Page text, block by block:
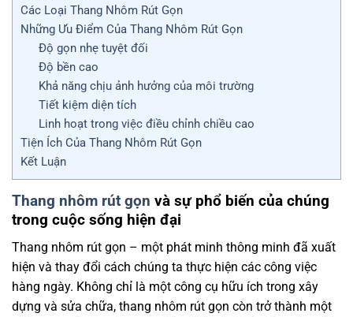
Các Loại Thang Nhôm Rút Gọn
Những Ưu Điểm Của Thang Nhôm Rút Gọn
Độ gọn nhẹ tuyệt đối
Độ bền cao
Khả năng chịu ảnh hưởng của môi trường
Tiết kiệm diện tích
Linh hoạt trong việc điều chỉnh chiều cao
Tiện Ích Của Thang Nhôm Rút Gọn
Kết Luận
Thang nhôm rút gọn và sự phổ biến của chúng
trong cuộc sống hiện đại
Thang nhôm rút gọn – một phát minh thông minh đã xuất
hiện và thay đổi cách chúng ta thực hiện các công việc
hàng ngày. Không chỉ là một công cụ hữu ích trong xây
dựng và sửa chữa, thang nhôm rút gọn còn trở thành một